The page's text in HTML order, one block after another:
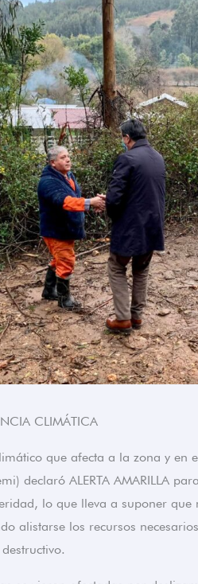
CLIMÁTICA
que afecta a la zona y
declaró ALERTA AMARILLA
lo que lleva a suponer
alistarse los recursos